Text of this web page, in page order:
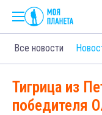
Все новости
Тигрица из
победителя